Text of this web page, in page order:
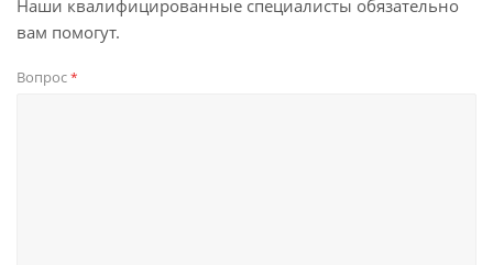
Наши квалифицированные специалисты обязательно
вам помогут.
Вопрос*